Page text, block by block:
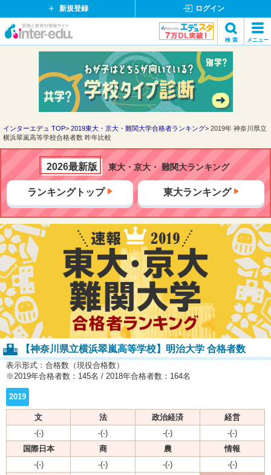
新規登録 ログイン
イ
ド
ッ
ト
検 索 メニュー
検索
インターエデュ TOP 2019東大・京大・難関大学合格者ランキング
2019年 神奈川県立
横浜翠嵐高等学校合格者数 昨年比較
2026最新版 東大・京大・ 難関大ランキング
ランキングトップ 東大ランキング
【神奈川県立横浜翠嵐高等学校】明治大学 合格者数
表示形式：合格数（現役合格数）
※2019年合格者数：145名 / 2018年合格者数：164名
2019
文 法 政治経済
経営
-(-)
-(-) -(-)
-(-)
国際日本
商 農
情報
-(-)
-(-) -(-)
-(-)